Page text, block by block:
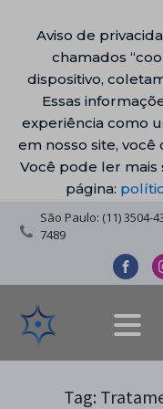
Aviso de
chamados
dispositivo,
Essas
experiência como
em nosso site,
Você pode ler mais
página:
São Paulo: (11) 3504-
7489
Tag: